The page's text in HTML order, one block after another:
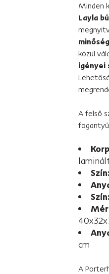
Minden
Layla
közül
igényei
A felső
Szín:
Szín:
cm
A